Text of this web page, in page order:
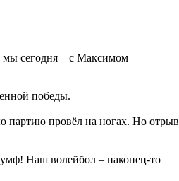
сегодня – с Максимом
победы.
партию провёл на ногах. Но отрыв
Наш волейбол – наконец-то